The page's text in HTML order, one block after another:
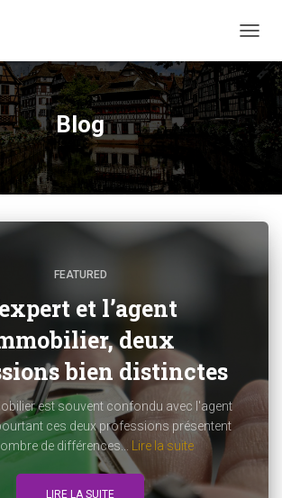
LA
Blog
FEATURED
et l’agent
deux
bien distinctes
est souvent confondu avec l'agent
ces deux professions présentent
de différences...
Lire la suite
LIRE LA SUITE